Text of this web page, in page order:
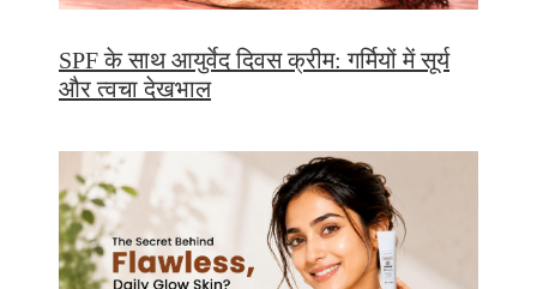
SPF के साथ आयुर्वेद दिवस क्रीम: गर्मियों में सूर्य
और त्वचा देखभाल